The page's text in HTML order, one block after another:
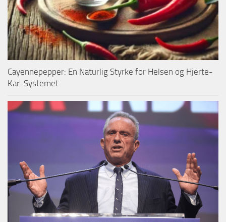
Cayennepepper: En Naturlig Styrke for Helsen og Hjerte-
Kar-Systemet